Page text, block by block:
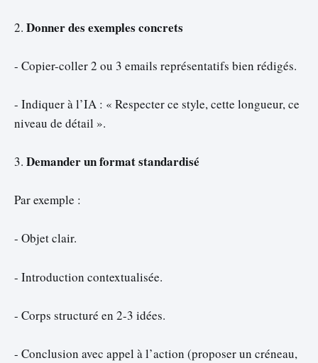
2. Donner des exemples concrets
- Copier-coller 2 ou 3 emails représentatifs bien rédigés.
- Indiquer à l’IA : « Respecter ce style, cette longueur, ce
niveau de détail ».
3. Demander un format standardisé
Par exemple :
- Objet clair.
- Introduction contextualisée.
- Corps structuré en 2-3 idées.
- Conclusion avec appel à l’action (proposer un créneau,